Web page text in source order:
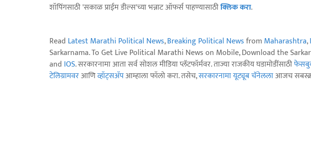
शॉपिंगसाठी 'सकाळ प्राईम डील्स'च्या भन्नाट ऑफर्स पाहण्यासाठीक्लिक करा.
Read Latest Marathi Political News,Breaking Political Newsfrom Maharashtra,
Sarkarnama. To Get Live Political Marathi News on Mobile, Download the
and IOS. सरकारनामा आता सर्व सोशल मीडिया प्लॅटफॉर्मवर. ताज्या राजकीय घडामोडींसाठी
टेलिग्रामवरआणिव्हॉट्सॲपआम्हाला फॉलो करा. तसेच,सरकारनामा यूट्यूब चॅनेललाआजच